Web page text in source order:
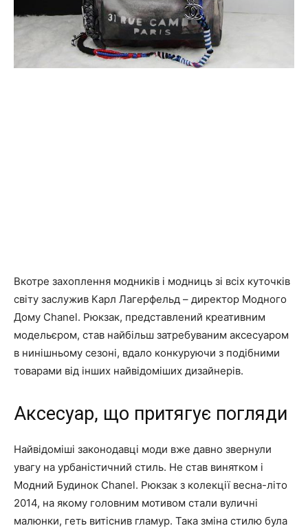
Вкотре захоплення модників і модниць зі всіх куточків
світу заслужив Карл Лагерфельд – директор Модного
Дому Chanel. Рюкзак, представлений креативним
модельєром, став найбільш затребуваним аксесуаром
в нинішньому сезоні, вдало конкуруючи з подібними
товарами від інших найвідоміших дизайнерів.
Аксесуар, що притягує погляди
Найвідоміші законодавці моди вже давно звернули
увагу на урбаністичний стиль. Не став винятком і
Модний Будинок Chanel. Рюкзак з колекції весна-літо
2014, на якому головним мотивом стали вуличні
малюнки, геть витіснив гламур. Така зміна стилю була